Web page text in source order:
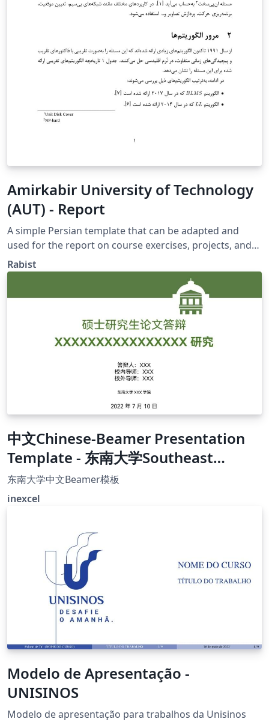
Amirkabir University of Technology
(AUT) - Report
A simple Persian template that can be adapted and
used for the report on course exercises, projects, and
Rabist
中文Chinese-Beamer Presentation
Template - 东南大学Southeast
University, China
东南大学中文Beamer模板
inexcel
Modelo de Apresentação -
UNISINOS
Modelo de apresentação para trabalhos da Unisinos